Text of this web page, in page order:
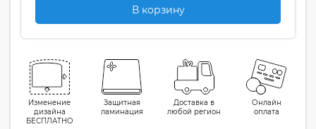
В корзину
Изменение
дизайна
БЕСПЛАТНО
Защитная
ламинация
Доставка в
любой регион
Онлайн
оплата